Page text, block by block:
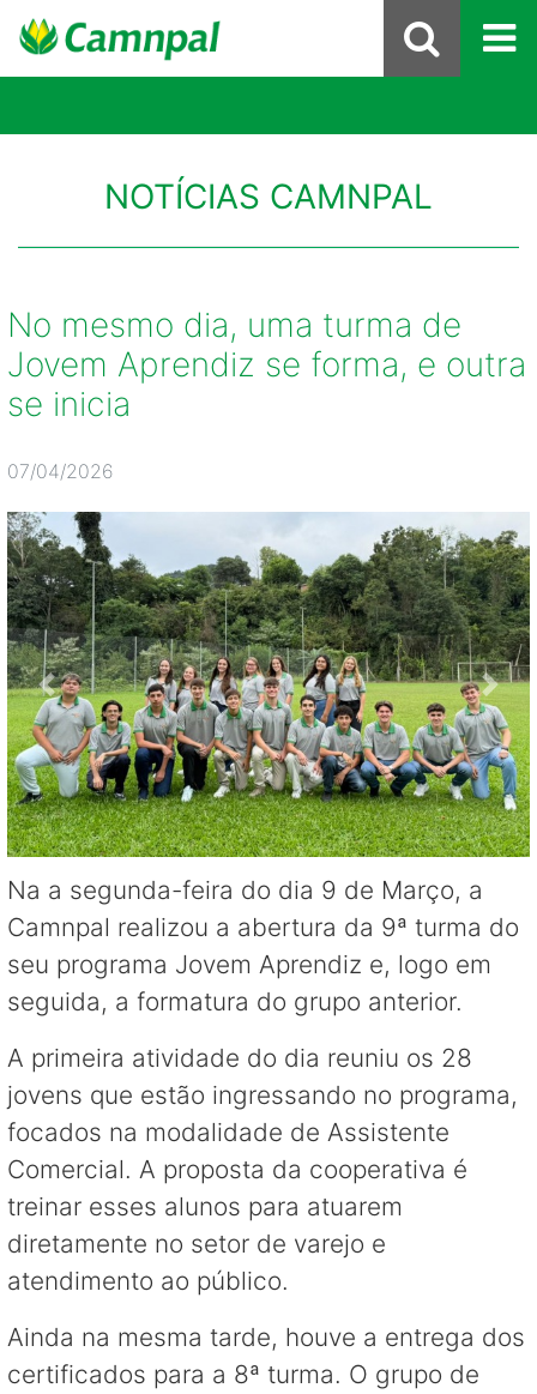
NOTÍCIAS CAMNPAL
No mesmo dia, uma turma de
Jovem Aprendiz se forma, e outra
se inicia
07/04/2026
Na a segunda-feira do dia 9 de Março, a
Camnpal realizou a abertura da 9ª turma do
seu programa Jovem Aprendiz e, logo em
seguida, a formatura do grupo anterior.
A primeira atividade do dia reuniu os 28
jovens que estão ingressando no programa,
focados na modalidade de Assistente
Comercial. A proposta da cooperativa é
treinar esses alunos para atuarem
diretamente no setor de varejo e
atendimento ao público.
Ainda na mesma tarde, houve a entrega dos
certificados para a 8ª turma. O grupo de